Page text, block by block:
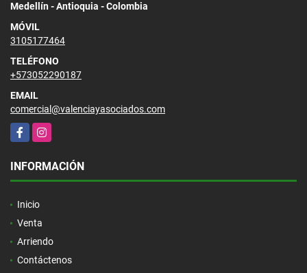
Medellín - Antioquia - Colombia
MÓVIL
3105177464
TELÉFONO
+573052290187
EMAIL
comercial@valenciayasociados.com
FacebookInstagram
INFORMACIÓN
Inicio
Venta
Arriendo
Contáctenos